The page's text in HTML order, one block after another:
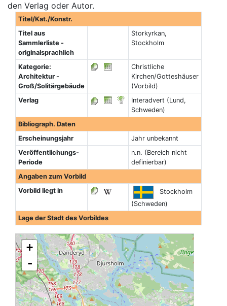
den Verlag oder Autor.
Titel/Kat./Konstr.
Titel aus
Sammlerliste -
originalsprachlich
Storkyrkan,
Stockholm
Kategorie:
Architektur -
Groß/Solitärgebäude
Christliche
Kirchen/Gotteshäuser
(Vorbild)
Verlag
Interadvert (Lund,
Schweden)
Bibliograph. Daten
Erscheinungsjahr
Jahr unbekannt
Veröffentlichungs-
Periode
n.n. (Bereich nicht
definierbar)
Angaben zum Vorbild
Vorbild liegt in
Stockholm
(Schweden)
Lage der Stadt des Vorbildes
+
-